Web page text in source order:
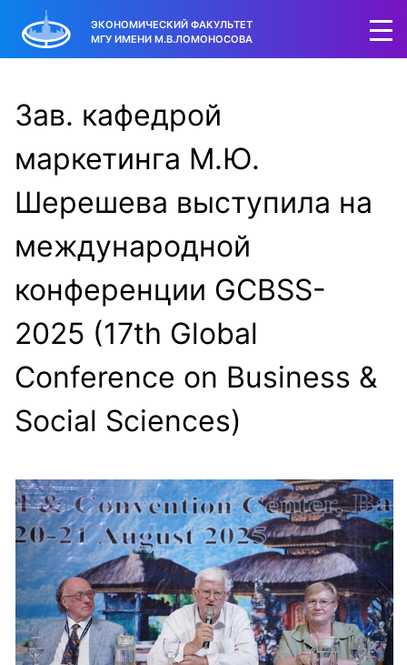
ЭКОНОМИЧЕСКИЙ ФАКУЛЬТЕТ
МГУ ИМЕНИ М.В.ЛОМОНОСОВА
Зав. кафедрой
маркетинга М.Ю.
Шерешева выступила на
международной
конференции GCBSS-
2025 (17th Global
Conference on Business &
Social Sciences)